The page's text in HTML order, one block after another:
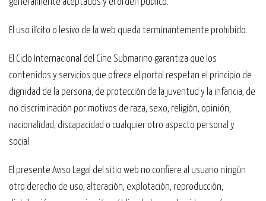
generalmente aceptados y el orden público.
El uso ilícito o lesivo de la web queda terminantemente prohibido.
El Ciclo Internacional del Cine Submarino garantiza que los
contenidos y servicios que ofrece el portal respetan el principio de
dignidad de la persona, de protección de la juventud y la infancia, de
no discriminación por motivos de raza, sexo, religión, opinión,
nacionalidad, discapacidad o cualquier otro aspecto personal y
social.
El presente Aviso Legal del sitio web no confiere al usuario ningún
otro derecho de uso, alteración, explotación, reproducción,